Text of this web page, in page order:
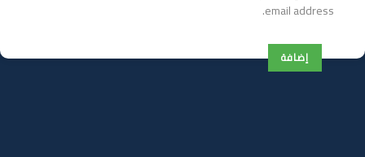
email address.